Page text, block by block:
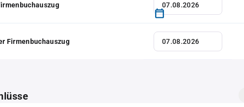
Firmenbuchauszug